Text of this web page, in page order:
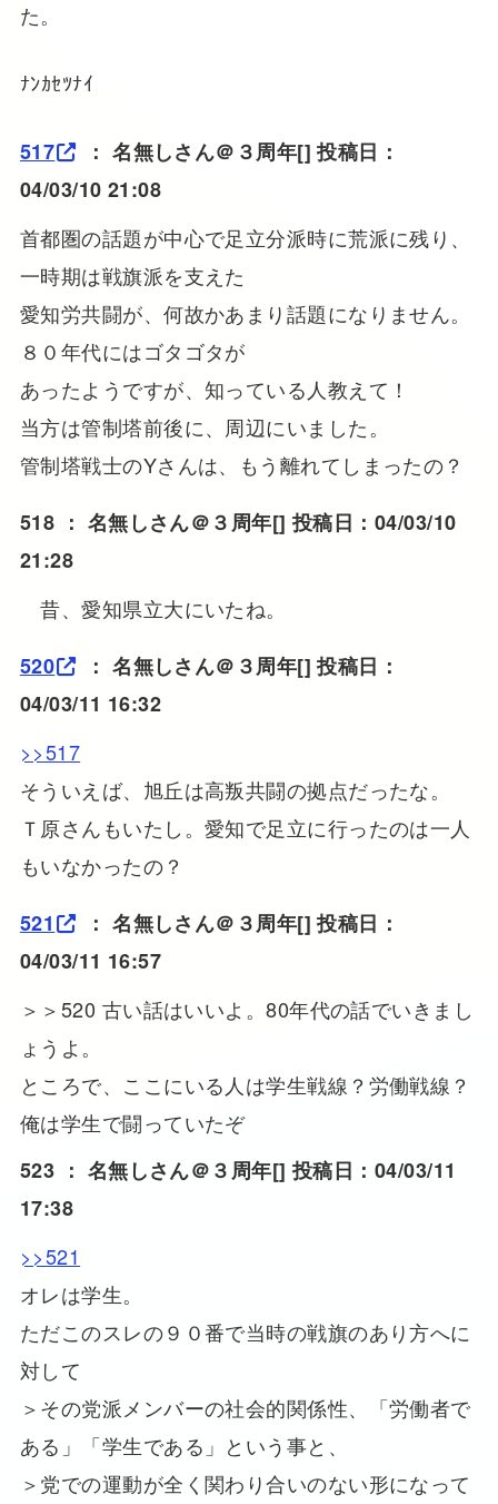
た。
ﾅﾝｶｾﾂﾅｲ
517 ：名無しさん＠３周年[] 投稿日：
04/03/10 21:08
首都圏の話題が中心で足立分派時に荒派に残り、
一時期は戦旗派を支えた
愛知労共闘が、何故かあまり話題になりません。
８０年代にはゴタゴタが
あったようですが、知っている人教えて！
当方は管制塔前後に、周辺にいました。
管制塔戦士のYさんは、もう離れてしまったの？
518 ： 名無しさん＠３周年[] 投稿日：04/03/10
21:28
昔、愛知県立大にいたね。
520
：名無しさん＠３周年[] 投稿日：
04/03/11 16:32
>>517
そういえば、旭丘は高叛共闘の拠点だったな。
Ｔ原さんもいたし。愛知で足立に行ったのは一人
もいなかったの？
521
：名無しさん＠３周年[] 投稿日：
04/03/11 16:57
＞＞520 古い話はいいよ。80年代の話でいきまし
ょうよ。
ところで、ここにいる人は学生戦線？労働戦線？
俺は学生で闘っていたぞ
523 ： 名無しさん＠３周年[] 投稿日：04/03/11
17:38
>>521
オレは学生。
ただこのスレの９０番で当時の戦旗のあり方へに
対して
＞その党派メンバーの社会的関係性、「労働者で
ある」「学生である」という事と、
＞党での運動が全く関わり合いのない形になって